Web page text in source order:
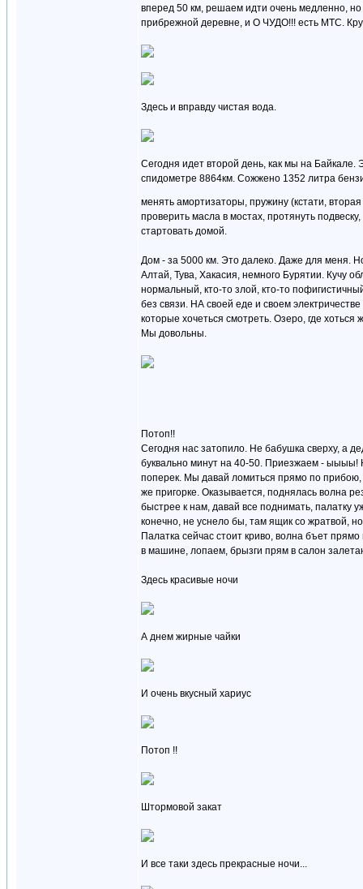
вперед 50 км, решаем идти очень медленно,
прибрежной деревне, и О ЧУДО!!! есть МТС.
Здесь и вправду чистая вода.
Сегодня идет второй день, как мы на
спидометре 8864км. Сожжено 1352 литра
менять амортизаторы, пружину (кстати,
проверить масла в мостах, протянуть
стартовать домой.
Дом - за 5000 км. Это далеко. Даже для меня.
Алтай, Тува, Хакасия, немного Бурятии. Кучу
нормальный, кто-то злой, кто-то
без связи. НА своей еде и своем
которые хочеться смотреть. Озеро, где
Мы довольны.
Потоп!!
Сегодня нас затопило. Не бабушка сверху, а
буквально минут на 40-50. Приезжаем - ыыыы!
поперек. Мы давай ломиться прямо по прибою,
же пригорке. Оказывается, поднялась волна
быстрее к нам, давай все поднимать, палатку
конечно, не уснело бы, там ящик со жратвой,
Палатка сейчас стоит криво, волна бъет
в машине, лопаем, брызги прям в салон
Здесь красивые ночи
А днем жирные чайки
И очень вкусный хариус
Потоп !!
Штормовой закат
И все таки здесь прекрасные ночи...